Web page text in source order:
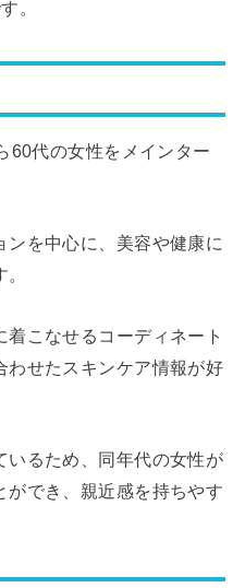
。
60代の女性をメインター
ンを中心に、美容や健康に
こなせるコーディネート
わせたスキンケア情報が好
いるため、同年代の女性が
ができ、親近感を持ちやす